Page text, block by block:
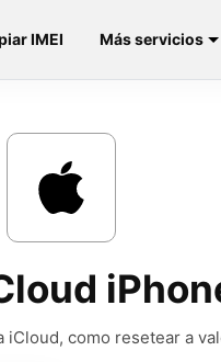
IMEI Más servicios
iCloud, como resetear a